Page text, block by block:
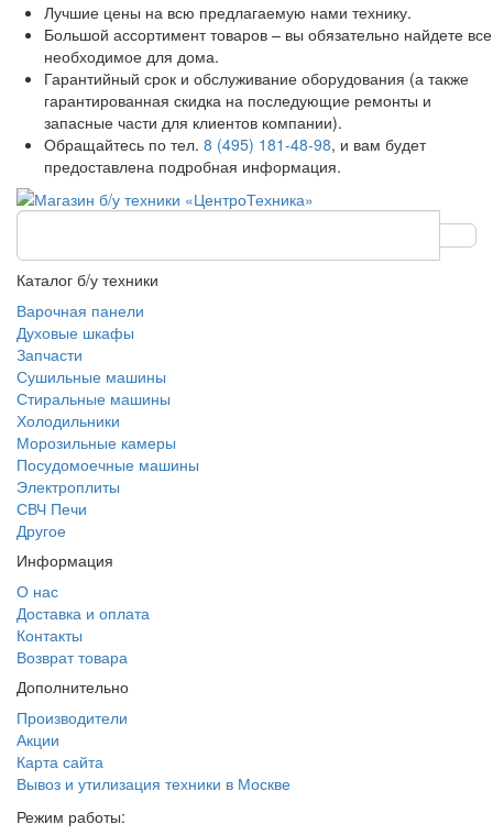
Лучшие цены на всю предлагаемую нами технику.
Большой ассортимент товаров – вы обязательно найдете все
необходимое для дома.
Гарантийный срок и обслуживание оборудования (а также
гарантированная скидка на последующие ремонты и
запасные части для клиентов компании).
Обращайтесь по тел. 8 (495) 181-48-98, и вам будет
предоставлена подробная информация.
Каталог б/у техники
Варочная панели
Духовые шкафы
Запчасти
Сушильные машины
Стиральные машины
Холодильники
Морозильные камеры
Посудомоечные машины
Электроплиты
СВЧ Печи
Другое
Информация
О нас
Доставка и оплата
Контакты
Возврат товара
Дополнительно
Производители
Акции
Карта сайта
Вывоз и утилизация техники в Москве
Режим работы: